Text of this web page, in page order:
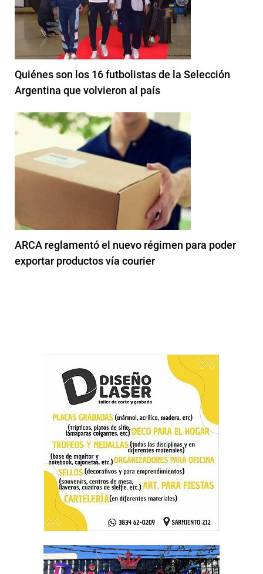
Quiénes son los 16 futbolistas de la Selección
Argentina que volvieron al país
ARCA reglamentó el nuevo régimen para poder
exportar productos vía courier